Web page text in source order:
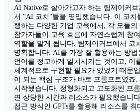
AI Native로 살아가고자 하는 팀제이커
서 "AI 코치"들을 영입했습니다. 이 코치
행하는 다양한 기업 교육에서, 각 모듈의
참가자들이 교육 흐름에 자연스럽게 참
역할을 맡게 됩니다. 팀제이커브에서 코
명확합니다. AI를 가장 잘 활용하는 방법
언어를 정교하게 일치시키는 것이고, 이
체계적으로 구현할 필요가 있었기 때문
이 되는 핵심 구조가 바로 프롬프트였죠.
시작됐습니다. 정형화되고 고도화된 프
면 상당한 시간과 리소스가 필요했습니
접근 방식인 GPTs를 활용해 리소스를